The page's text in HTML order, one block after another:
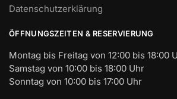
Datenschutzerklärung
ÖFFNUNGSZEITEN & RESERVIERUNG
Montag bis Freitag von 12:00 bis 18:00
Samstag von 10:00 bis 18:00 Uhr
Sonntag von 10:00 bis 17:00 Uhr